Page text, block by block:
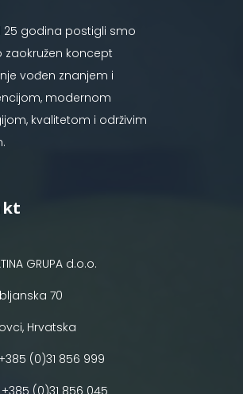
25 godina postigli smo
zaokružen koncept
vođen znanjem i
modernom
kvalitetom i održivim
GRUPA d.o.o.
70
Hrvatska
(0)31 856 999